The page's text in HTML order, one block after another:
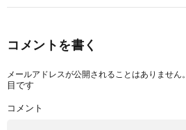
コメントを書く
メールアドレスが公開されることはありません。
目です
コメント